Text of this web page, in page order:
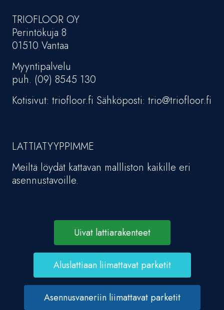
TRIOFLOOR OY
Perintökuja 8
01510 Vantaa
Myyntipalvelu
puh. (09) 8545 130
Kotisivut: triofloor.fi Sähköposti: trio@triofloor.fi
LATTIATYYPPIMME
Meiltä löydät kattavan mallliston kaikille eri
asennustavoille.
Uivat lattiarakenteet
Aluslattiaan liimattavat parketit
Asennusvaneriin liimattavat parketit